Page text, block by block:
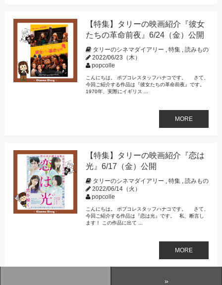
【特集】タリーの映画紹介『彼女
たちの革命前夜』6/24（金）公開
タリーのシネマダイアリー , 特集, 読みもの
2022/06/23（木）
popcolle
こんにちは。 ポプコレスタッフハナコです。 さて、
今回ご紹介する作品は『彼女たちの革命前夜』です。
1970年、実際にイギリス ...
MORE
【特集】タリーの映画紹介『恋は
光』6/17（金）公開
タリーのシネマダイアリー , 特集, 読みもの
2022/06/14（火）
popcolle
こんにちは。 ポプコレスタッフハナコです。 さて、
今回ご紹介する作品は『恋は光』です。 私、断言し
ます！ この作品に出て ...
MORE
»